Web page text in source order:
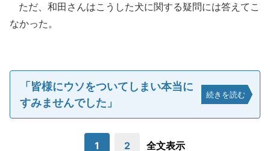
ただ、和田さんはこうした犬に関する疑問には答えてこ
なかった。
「皆様にウソをついてしまい本当に
すみませんでした」
続きを読む
1 2 全文表示